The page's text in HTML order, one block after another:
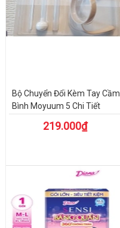
Bộ Chuyển Đổi Kèm Tay Cầm
Bình Moyuum 5 Chi Tiết
219.000₫